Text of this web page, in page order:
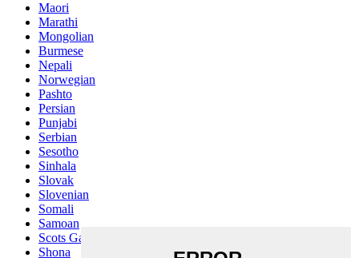
Maori
Marathi
Mongolian
Burmese
Nepali
Norwegian
Pashto
Persian
Punjabi
Serbian
Sesotho
Sinhala
Slovak
Slovenian
Somali
Samoan
Scots Gaelic
Shona